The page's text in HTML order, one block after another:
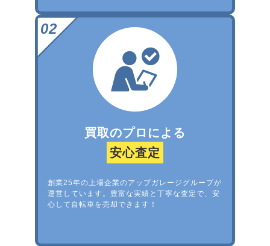
買取のプロによる
安心査定
創業25年の上場企業のアップガレージグループが
運営しています。豊富な実績と丁寧な査定で、安
心して自転車を売却できます！